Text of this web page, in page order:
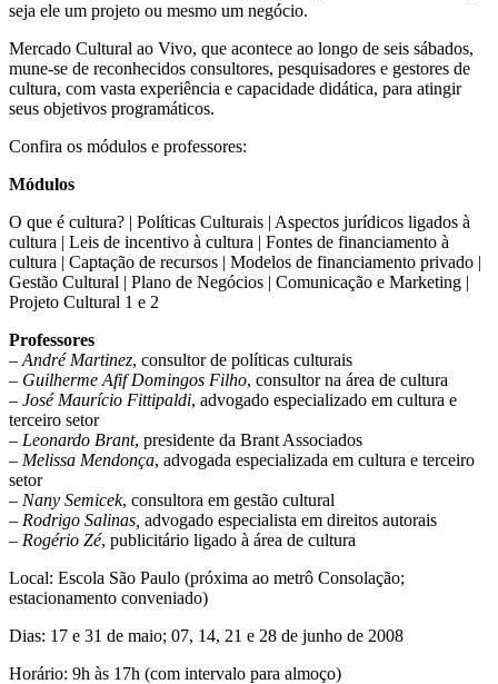
seja ele um projeto ou mesmo um negócio.
Mercado Cultural ao Vivo, que acontece ao longo de seis sábados,
mune-se de reconhecidos consultores, pesquisadores e gestores de
cultura, com vasta experiência e capacidade didática, para atingir
seus objetivos programáticos.
Confira os módulos e professores:
Módulos
O que é cultura? | Políticas Culturais | Aspectos jurídicos ligados à
cultura | Leis de incentivo à cultura | Fontes de financiamento à
cultura | Captação de recursos | Modelos de financiamento privado |
Gestão Cultural | Plano de Negócios | Comunicação e Marketing |
Projeto Cultural 1 e 2
Professores
– André Martinez, consultor de políticas culturais
– Guilherme Afif Domingos Filho, consultor na área de cultura
– José Maurício Fittipaldi, advogado especializado em cultura e
terceiro setor
– Leonardo Brant, presidente da Brant Associados
– Melissa Mendonça, advogada especializada em cultura e terceiro
setor
– Nany Semicek, consultora em gestão cultural
– Rodrigo Salinas, advogado especialista em direitos autorais
– Rogério Zé, publicitário ligado à área de cultura
Local: Escola São Paulo (próxima ao metrô Consolação;
estacionamento conveniado)
Dias: 17 e 31 de maio; 07, 14, 21 e 28 de junho de 2008
Horário: 9h às 17h (com intervalo para almoço)